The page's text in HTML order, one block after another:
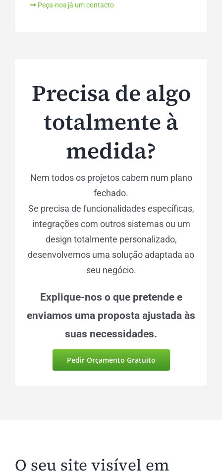
Peça-nos já um contacto
Precisa de algo
totalmente à
medida?
Nem todos os projetos cabem num plano
fechado.
Se precisa de funcionalidades específicas,
integrações com outros sistemas ou um
design totalmente personalizado,
desenvolvemos uma solução adaptada ao
seu negócio.
Explique-nos o que pretende e
enviamos uma proposta ajustada às
suas necessidades.
Pedir Orçamento Gratuito
O seu site visível em